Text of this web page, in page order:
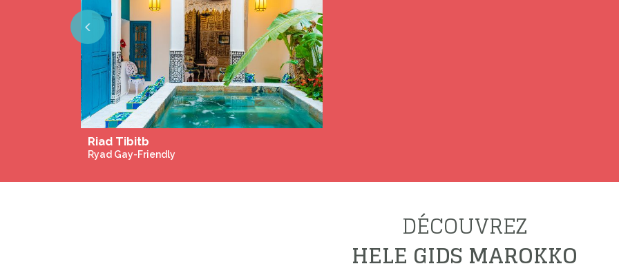
Previous
Riad Tibitb
Ryad Gay-Friendly
DÉCOUVREZ
HELE GIDS MAROKKO